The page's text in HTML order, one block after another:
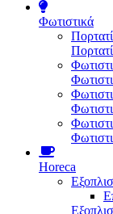
Φωτιστικά
Horeca